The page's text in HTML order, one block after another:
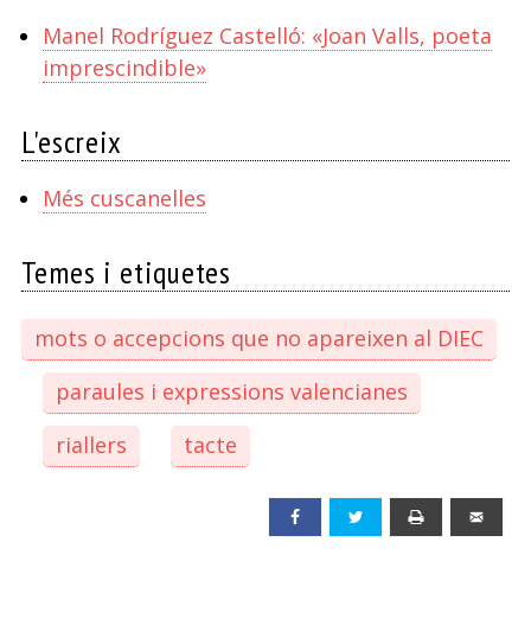
Manel Rodríguez Castelló: «Joan Valls, poeta
imprescindible»
L'escreix
Més cuscanelles
Temes i etiquetes
mots o accepcions que no apareixen al DIEC
paraules i expressions valencianes
riallers
tacte
Facebook Twitter